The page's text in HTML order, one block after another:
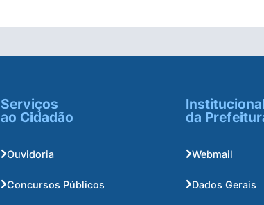
Serviços
ao Cidadão
Ouvidoria
Concursos Públicos
Institucional
da
Webmail
Dados Gerais